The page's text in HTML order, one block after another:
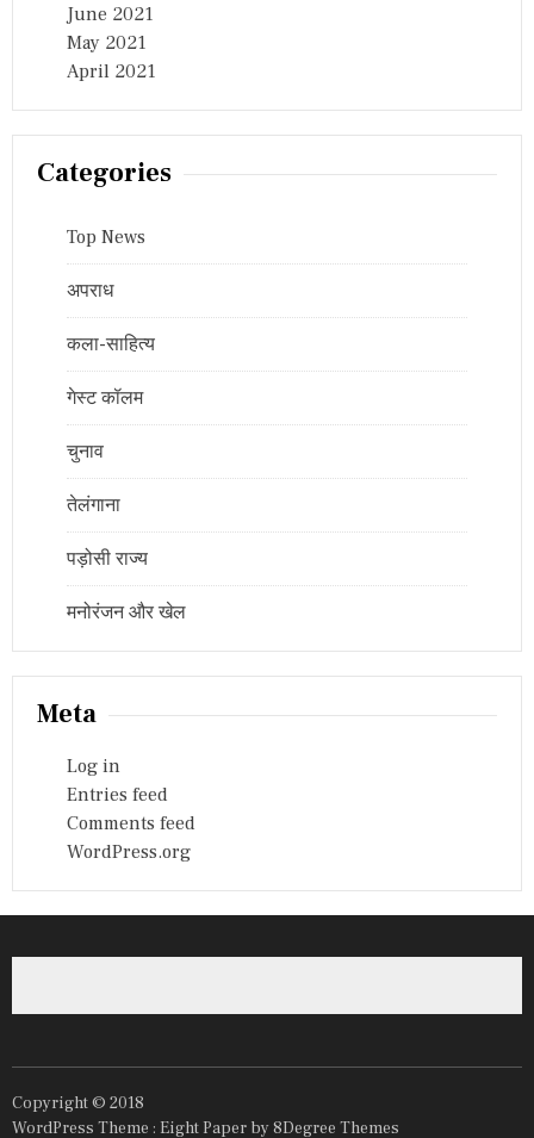
June 2021
May 2021
April 2021
Categories
Top News
अपराध
कला-साहित्य
गेस्ट कॉलम
चुनाव
तेलंगाना
पड़ोसी राज्य
मनोरंजन और खेल
Meta
Log in
Entries feed
Comments feed
WordPress.org
Copyright © 2018
WordPress Theme : Eight Paper by 8Degree Themes